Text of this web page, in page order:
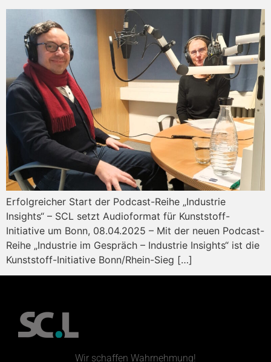
Erfolgreicher Start der Podcast-Reihe „Industrie
Insights“ – SCL setzt Audioformat für Kunststoff-
Initiative um Bonn, 08.04.2025 – Mit der neuen Podcast-
Reihe „Industrie im Gespräch – Industrie Insights“ ist die
Kunststoff-Initiative Bonn/Rhein-Sieg […]
Wir schaffen Wahrnehmung!